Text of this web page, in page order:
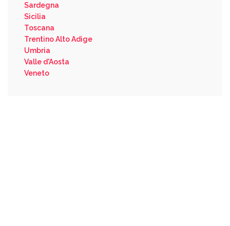
Sardegna
Sicilia
Toscana
Trentino Alto Adige
Umbria
Valle d'Aosta
Veneto